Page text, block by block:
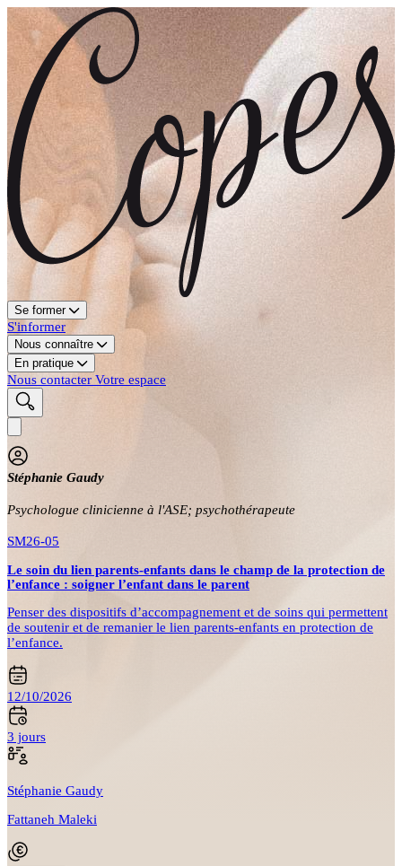
Se former
S'informer
Nous connaître
En pratique
Nous contacter Votre espace
Stéphanie Gaudy
Psychologue clinicienne à l'ASE; psychothérapeute
SM26-05
Le soin du lien parents-enfants dans le champ de la protection de
l’enfance : soigner l’enfant dans le parent
Penser des dispositifs d’accompagnement et de soins qui permettent
de soutenir et de remanier le lien parents-enfants en protection de
l’enfance.
12/10/2026
3 jours
Stéphanie Gaudy
Fattaneh Maleki